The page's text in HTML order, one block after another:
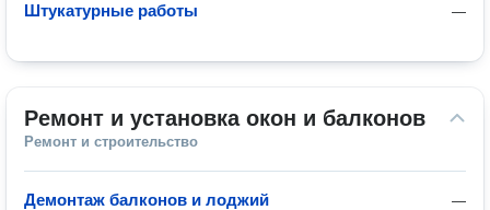
—
Штукатурные работы
Ремонт и установка окон и балконов
Ремонт и строительство
—
Демонтаж балконов и лоджий